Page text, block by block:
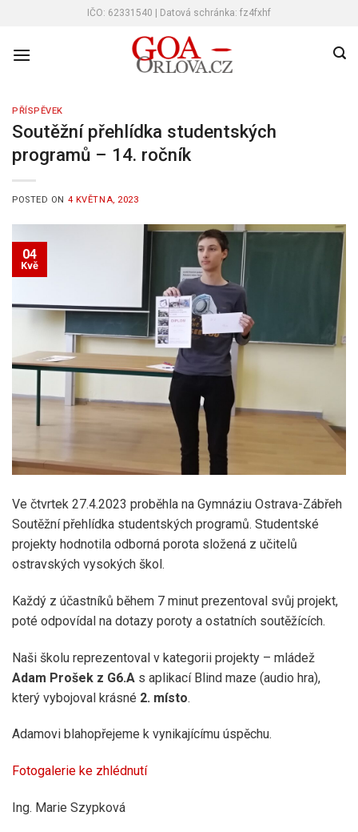
content
IČO: 62331540 | Datová schránka: fz4fxhf
PŘÍSPĚVEK
Soutěžní přehlídka studentských
programů – 14. ročník
POSTED ON 4 KVĚTNA, 2023
04
Kvě
Ve čtvrtek 27.4.2023 proběhla na Gymnáziu Ostrava-Zábřeh
Soutěžní přehlídka studentských programů. Studentské
projekty hodnotila odborná porota složená z učitelů
ostravských vysokých škol.
Každý z účastníků během 7 minut prezentoval svůj projekt,
poté odpovídal na dotazy poroty a ostatních soutěžících.
Naši školu reprezentoval v kategorii projekty – mládež
Adam Prošek z G6.A s aplikací Blind maze (audio hra),
který vybojoval krásné 2. místo.
Adamovi blahopřejeme k vynikajícímu úspěchu.
Fotogalerie ke zhlédnutí
Ing. Marie Szypková